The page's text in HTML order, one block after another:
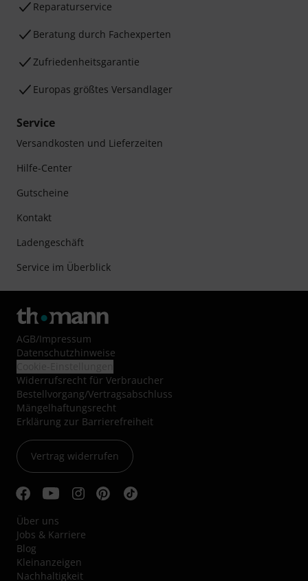
Reparaturservice
Beratung durch Fachexperten
Zufriedenheitsgarantie
Europas größtes Versandlager
Service
Versandkosten und Lieferzeiten
Hilfe-Center
Gutscheine
Kontakt
Ladengeschäft
Service im Überblick
AGB/Impressum
Datenschutzhinweise
Widerrufsrecht für Verbraucher
Bestellvorgang/Vertragsabschluss
Mängelhaftungsrecht
Erklärung zur Barrierefreiheit
Vertrag widerrufen
Über uns
Jobs & Karriere
Blog
Kleinanzeigen
Nachhaltigkeit